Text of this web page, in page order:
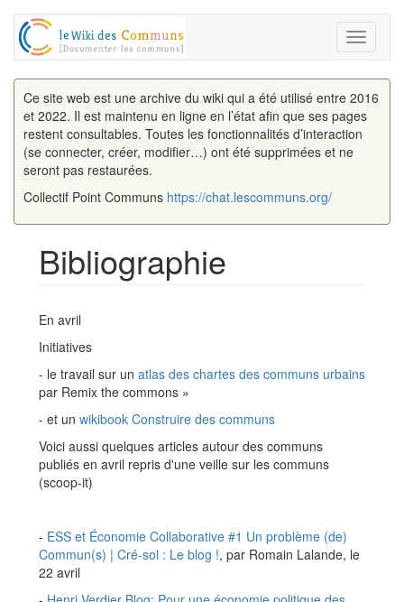
Toggle
Ce site web est une archive du wiki qui a été utilisé entre 2016
et 2022. Il est maintenu en ligne en l’état afin que ses pages
restent consultables. Toutes les fonctionnalités d’interaction
(se connecter, créer, modifier…) ont été supprimées et ne
seront pas restaurées.
Collectif Point Communs https://chat.lescommuns.org/
Bibliographie
En avril
Initiatives
- le travail sur un atlas des chartes des communs urbains
par Remix the commons »
- et un wikibook Construire des communs
Voici aussi quelques articles autour des communs
publiés en avril repris d'une veille sur les communs
(scoop-it)
- ESS et Économie Collaborative #1 Un problème (de)
Commun(s) | Cré-sol : Le blog !, par Romain Lalande, le
22 avril